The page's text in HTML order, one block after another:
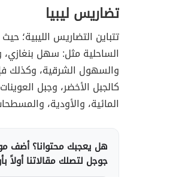
تضاريس ليبيا
تتباين التضاريس الليبية؛
الساحلية مثل: سهل بنغازي،
والسهول الشرقية، وكذلك
كالجبل الأخضر، وجبل
المائية، والأودية،
هل يعجبك محتوانا؟ أضف
جوجل لتصلك مقالاتنا أولاً